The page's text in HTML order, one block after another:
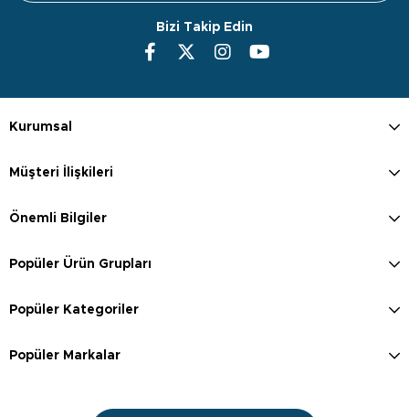
Bizi Takip Edin
Kurumsal
Müşteri İlişkileri
Önemli Bilgiler
Popüler Ürün Grupları
Popüler Kategoriler
Popüler Markalar